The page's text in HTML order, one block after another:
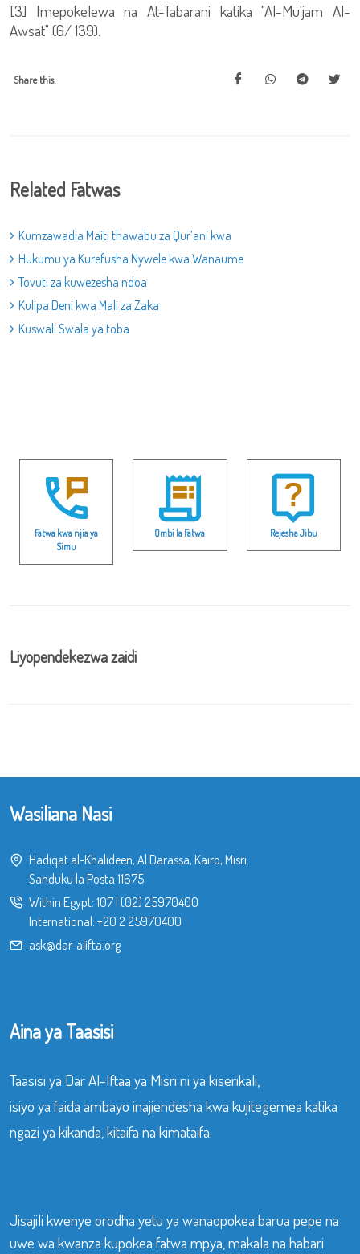
[3] Imepokelewa na At-Tabarani katika "Al-Mu'jam Al-
Awsat" (6/ 139).
Share this:
Related Fatwas
Kumzawadia Maiti thawabu za Qur’ani kwa
Hukumu ya Kurefusha Nywele kwa Wanaume
Tovuti za kuwezesha ndoa
Kulipa Deni kwa Mali za Zaka
Kuswali Swala ya toba
Fatwa kwa njia ya
Simu
Ombi la Fatwa Rejesha Jibu
Liyopendekezwa zaidi
Wasiliana Nasi
Hadiqat al-Khalideen, Al Darassa, Kairo, Misri.
Sanduku la Posta 11675
Within Egypt: 107| (02) 25970400
International: +20 2 25970400
ask@dar-alifta.org
Aina ya Taasisi
Taasisi ya Dar Al-Iftaa ya Misri ni ya kiserikali,
isiyo ya faida ambayo inajiendesha kwa kujitegemea katika
ngazi ya kikanda, kitaifa na kimataifa.
Jisajili kwenye orodha yetu ya wanaopokea barua pepe na
uwe wa kwanza kupokea fatwa mpya, makala na habari